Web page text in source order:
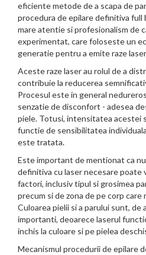
eficiente metode de a scapa de
procedura de epilare definitiva
mare atentie si profesionalism de
experimentat, care foloseste un
generatie pentru a emite raze
Aceste raze laser au rolul de a
contribuie la reducerea
Procesul este in general
senzatie de disconfort - adesea
piele. Totusi, intensitatea acestei
functie de sensibilitatea
este tratata.
Este important de mentionat ca
definitiva cu laser necesare poate
factori, inclusiv tipul si grosimea
precum si de zona de pe corp
Culoarea pielii si a parului sunt, de
importanti, deoarece laserul
inchis la culoare si pe pielea
Mecanismul procedurii de epilare